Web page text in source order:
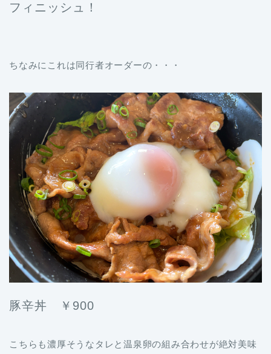
フィニッシュ！
ちなみにこれは同行者オーダーの・・・
豚辛丼 ￥900
こちらも濃厚そうなタレと温泉卵の組み合わせが絶対美味